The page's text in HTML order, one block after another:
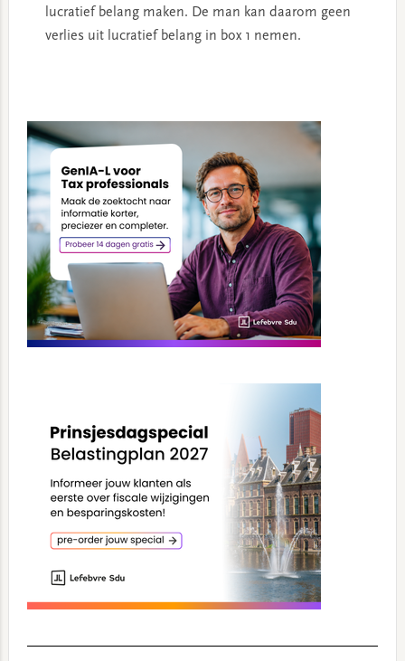
lucratief belang maken. De man kan daarom geen
verlies uit lucratief belang in box 1 nemen.
Sidebar